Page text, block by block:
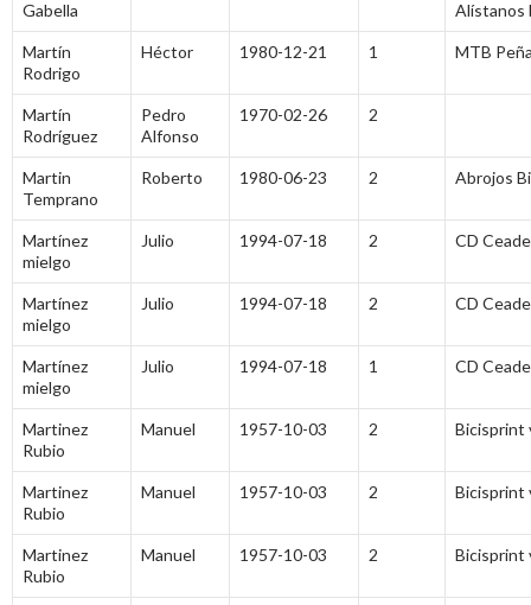
Gabella Alístanos
Martín
Rodrigo
Héctor 1980-12-21 1 MTB
Martín
Rodríguez
Pedro
Alfonso
1970-02-26 2
Martin
Temprano
Roberto 1980-06-23 2 Abrojos
Martínez
mielgo
Julio 1994-07-18 2 CD
Martínez
mielgo
Julio 1994-07-18 2 CD
Martínez
mielgo
Julio 1994-07-18 1 CD
Martinez
Rubio
Manuel 1957-10-03 2 Bicisprint
Martinez
Rubio
Manuel 1957-10-03 2 Bicisprint
Martinez
Rubio
Manuel 1957-10-03 2 Bicisprint